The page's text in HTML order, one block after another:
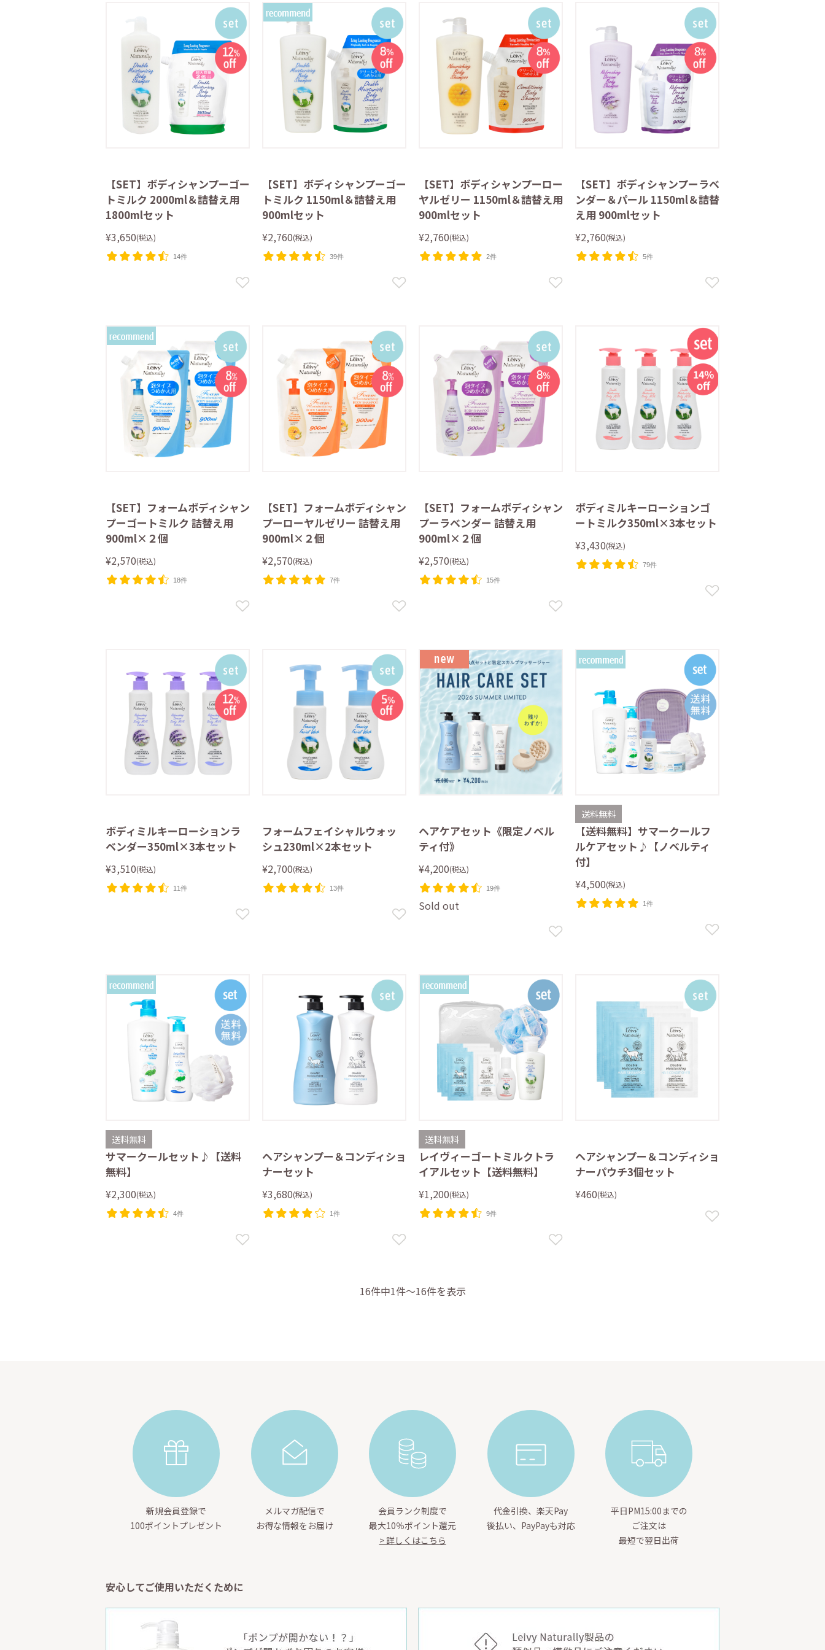
【SET】ボディシャンプーゴー
トミルク 2000ml＆詰替え用
1800mlセット
¥3,650(税込)
14件
【SET】ボディシャンプーゴー
トミルク 1150ml＆詰替え用
900mlセット
¥2,760(税込)
39件
【SET】ボディシャンプーロー
ヤルゼリー 1150ml＆詰替え用
900mlセット
¥2,760(税込)
2件
【SET】ボディシャンプーラベ
ンダー＆パール 1150ml＆詰替
え用 900mlセット
¥2,760(税込)
5件
【SET】フォームボディシャン
プーゴートミルク 詰替え用
900ml×２個
¥2,570(税込)
18件
【SET】フォームボディシャン
プーローヤルゼリー 詰替え用
900ml×２個
¥2,570(税込)
7件
【SET】フォームボディシャン
プーラベンダー 詰替え用
900ml×２個
¥2,570(税込)
15件
ボディミルキーローションゴ
ートミルク350ml×3本セット
¥3,430(税込)
79件
ボディミルキーローションラ
ベンダー350ml×3本セット
¥3,510(税込)
11件
フォームフェイシャルウォッ
シュ230ml×2本セット
¥2,700(税込)
13件
ヘアケアセット《限定ノベル
ティ付》
¥4,200(税込)
19件
Sold out
送料無料
【送料無料】サマークールフ
ルケアセット♪【ノベルティ
付】
¥4,500(税込)
1件
送料無料
サマークールセット♪【送料
無料】
¥2,300(税込)
4件
ヘアシャンプー＆コンディショ
ナーセット
¥3,680(税込)
1件
送料無料
レイヴィーゴートミルクトラ
イアルセット【送料無料】
¥1,200(税込)
9件
ヘアシャンプー＆コンディショ
ナーパウチ3個セット
¥460(税込)
16件中1件～16件を表示
新規会員登録で
100ポイントプレゼント
メルマガ配信で
お得な情報をお届け
会員ランク制度で
最大10％ポイント還元
> 詳しくはこちら
代金引換、楽天Pay
後払い、PayPayも対応
平日PM15:00までの
ご注文は
最短で翌日出荷
安心してご使用いただくために